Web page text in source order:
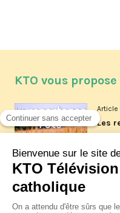
KTO vous propose
Article
Les
Article
La
XIV